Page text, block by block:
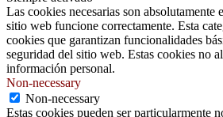
Las cookies necesarias son absolutamente
sitio web funcione correctamente. Esta
cookies que garantizan funcionalidades
seguridad del sitio web. Estas cookies no
información personal.
Non-necessary
Non-necessary
Estas cookies pueden ser particularmente